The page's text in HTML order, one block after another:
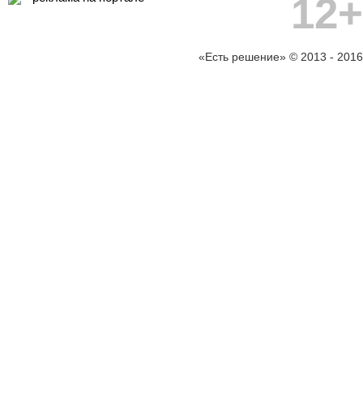
12+
«Есть решение» © 2013 - 2016